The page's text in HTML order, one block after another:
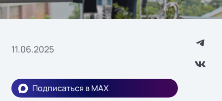
11.06.2025
Подписаться в MAX